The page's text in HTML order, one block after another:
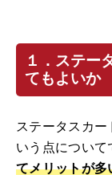
１．ステー
てもよいか
ステータスカ
いう点につい
てメリットが多